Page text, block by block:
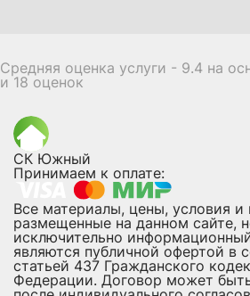
Средняя оценка услуги - 9.4 на
и 18 оценок
СК Южный
Принимаем к оплате:
Все материалы, цены, условия и
размещенные на данном сайте,
исключительно
являются публичной офертой в
статьей 437 Гражданского
Федерации. Договор может